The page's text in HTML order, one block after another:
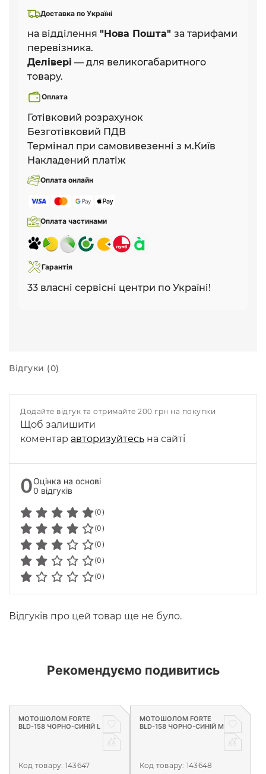
Доставка по Україні
на відділення "Нова Пошта" за тарифами
перевізника.
Делівері — для великогабаритного
товару.
Оплата
Готівковий розрахунок
Безготівковий ПДВ
Термінал при самовивезенні з м.Київ
Накладений платіж
Оплата онлайн
Оплата частинами
Гарантія
33 власні сервісні центри по Україні!
Відгуки (0)
Додайте відгук та отримайте 200 грн на покупки
Щоб залишити
коментар авторизуйтесь на сайті
0Оцінка на основі
0 відгуків
(0)
(0)
(0)
(0)
(0)
Відгуків про цей товар ще не було.
Рекомендуємо подивитись
МОТОШОЛОМ FORTE
BLD-158 ЧОРНО-СИНІЙ L
Код товару: 143647
МОТОШОЛОМ FORTE
BLD-158 ЧОРНО-СИНІЙ M
Код товару: 143648